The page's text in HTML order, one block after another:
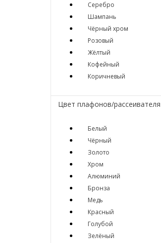
Серебро
Шампань
Чёрный хром
Розовый
Жёлтый
Кофейный
Коричневый
Цвет плафонов/рассеивателя
Белый
Чёрный
Золото
Хром
Алюминий
Бронза
Медь
Красный
Голубой
Зелёный